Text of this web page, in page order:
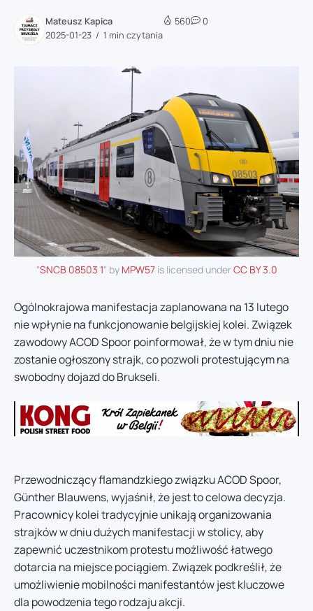
Mateusz Kapica
2025-01-23
1 min czytania
560 0
"SNCB 08503 1" by MPW57is licensed underCC BY 3.0
Ogólnokrajowa manifestacja zaplanowana na 13 lutego
nie wpłynie na funkcjonowanie belgijskiej kolei. Związek
zawodowy ACOD Spoor poinformował, że w tym dniu nie
zostanie ogłoszony strajk, co pozwoli protestującym na
swobodny dojazd do Brukseli.
Przewodniczący flamandzkiego związku ACOD Spoor,
Günther Blauwens, wyjaśnił, że jest to celowa decyzja.
Pracownicy kolei tradycyjnie unikają organizowania
strajków w dniu dużych manifestacji w stolicy, aby
zapewnić uczestnikom protestu możliwość łatwego
dotarcia na miejsce pociągiem. Związek podkreślił, że
umożliwienie mobilności manifestantów jest kluczowe
dla powodzenia tego rodzaju akcji.